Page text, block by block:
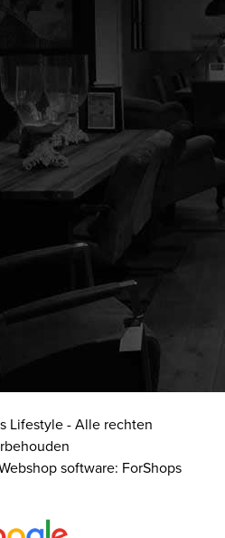
Lifestyle - Alle rechten
software: ForShops